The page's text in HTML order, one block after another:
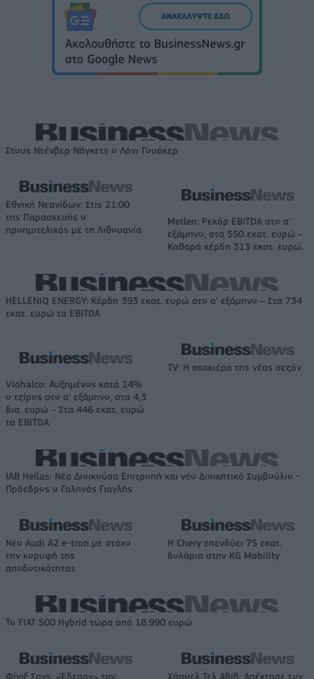
Στους Ντένβερ Νάγκετς ο Λόνι Γουόκερ
Εθνική Νεανίδων: Στις 21:00
της Παρασκευής ο
προημιτελικός με τη Λιθουανία
Metlen: Ρεκόρ EBITDA στο α'
εξάμηνο, στα 550 εκατ. ευρώ –
Καθαρά κέρδη 313 εκατ. ευρώ.
HELLENiQ ENERGY: Κέρδη 393 εκατ. ευρώ στο α' εξάμηνο – Στα 734
εκατ. ευρώ τα EBITDA
Viohalco: Αυξημένος κατά 14%
ο τζίρος στο α' εξάμηνο, στα 4,3
δισ. ευρώ – Στα 446 εκατ. ευρώ
τα EBITDA
TV: Η σκακιέρα της νέας σεζόν
IAB Hellas: Νέα Διοικούσα Επιτροπή και νέο Διοικητικό Συμβούλιο -
Πρόεδρος ο Γαληνός Γιαγλής
Νέο Audi A2 e-tron με στόχο
την κορυφή της
αποδοτικότητας
Η Chery επενδύει 75 εκατ.
δολάρια στην KG Mobility
Το FIAT 500 Hybrid τώρα από 18.990 ευρώ
Φίνιξ Σανς: «Έδεσαν» τον
Χάποελ Τελ Αβίβ: Απέκτησε τον